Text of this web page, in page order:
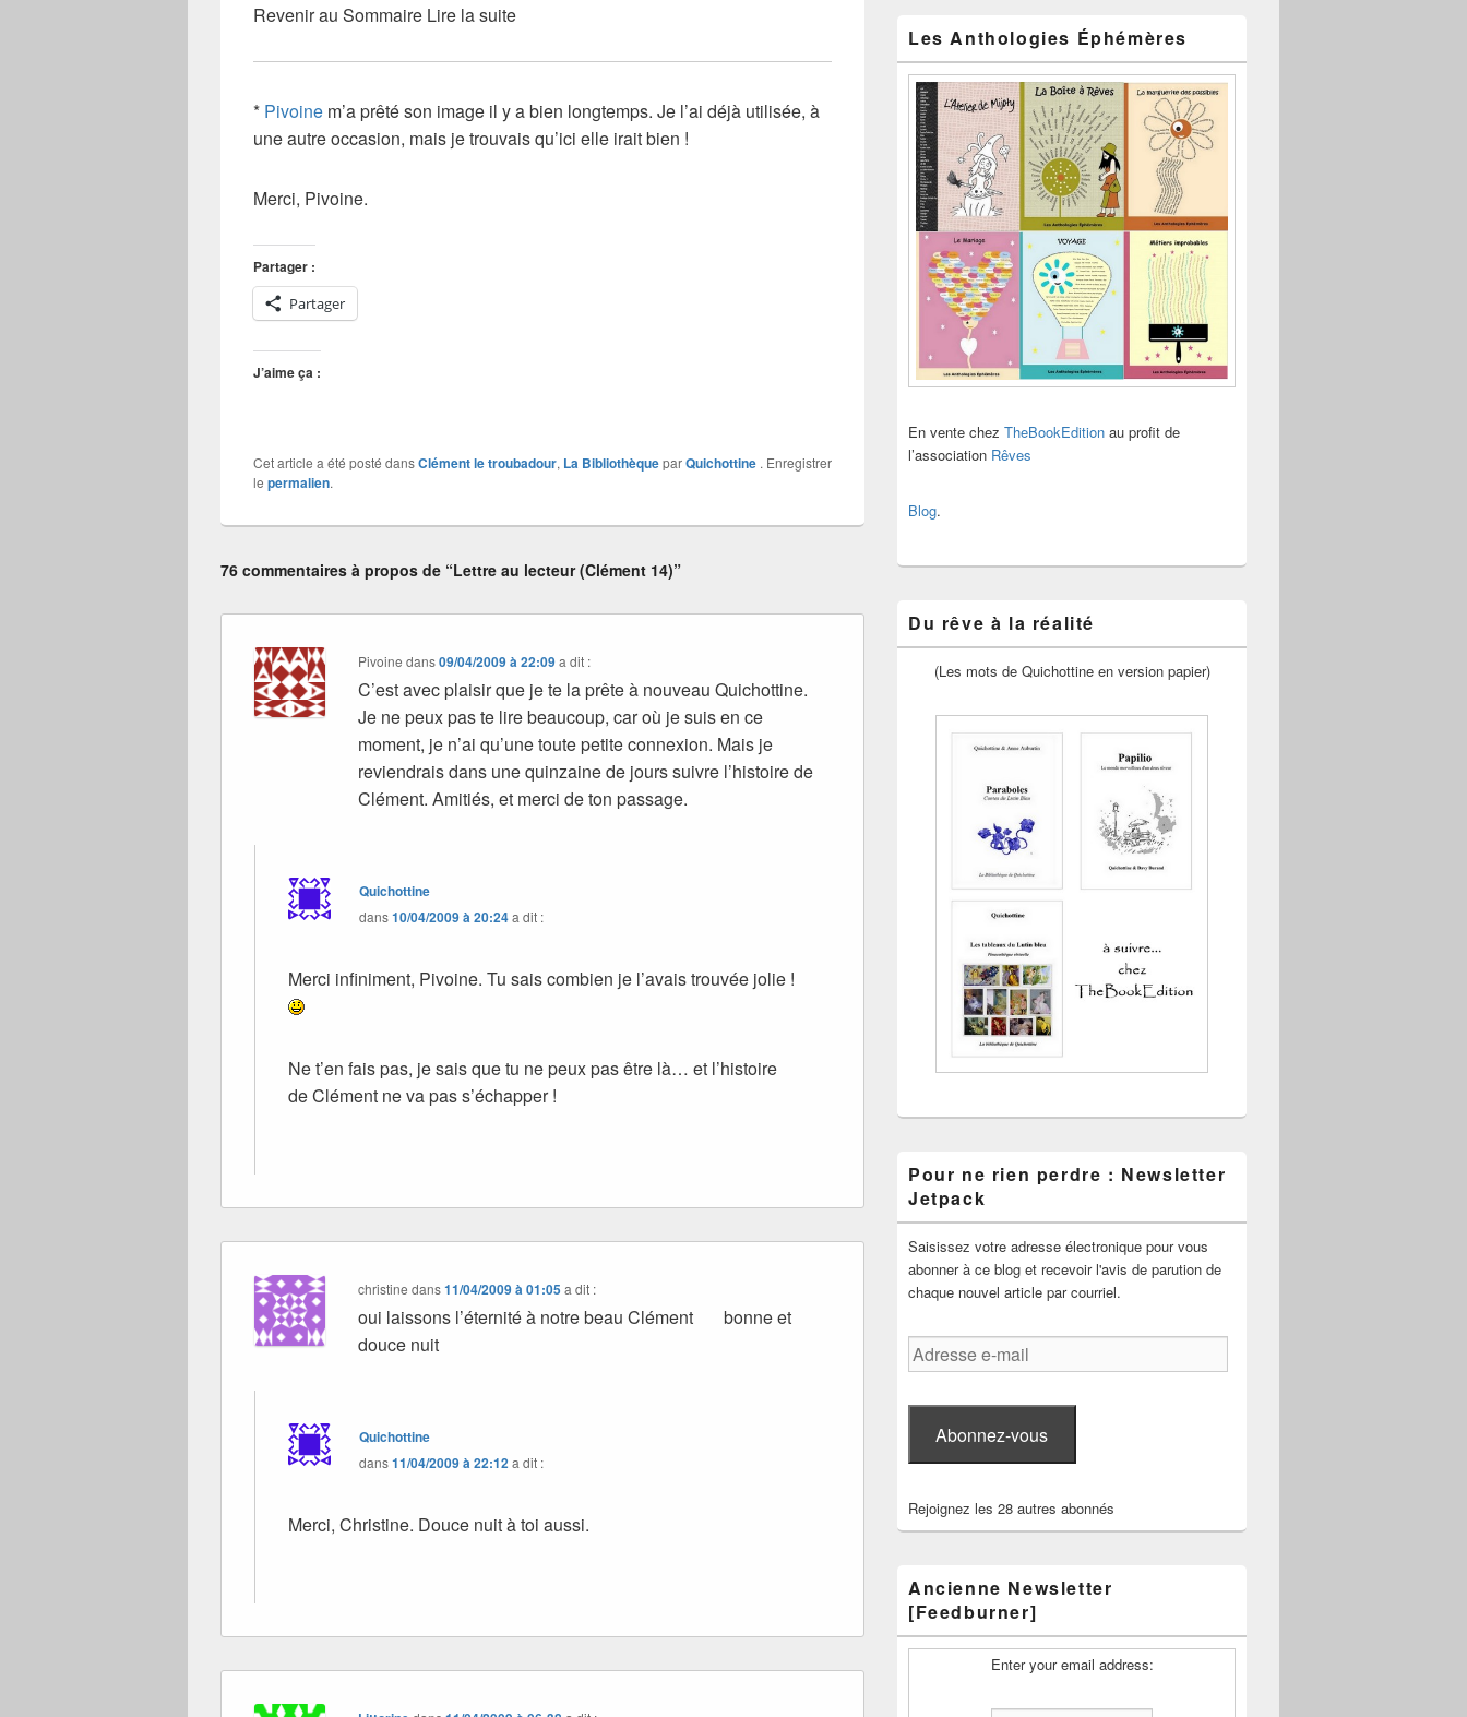
Revenir au Sommaire Lire la suite
* Pivoine m’a prêté son image il y a bien longtemps. Je l’ai déjà utilisée, à
une autre occasion, mais je trouvais qu’ici elle irait bien !
Merci, Pivoine.
Partager :
Partager
J’aime ça :
Cet article a été posté dansClément le troubadour, La BibliothèqueparQuichottine . Enregistrer
le permalien.
76 commentaires à propos de “Lettre au lecteur (Clément 14)”
Pivoine dans09/04/2009 à 22:09a dit :
C’est avec plaisir que je te la prête à nouveau Quichottine.
Je ne peux pas te lire beaucoup, car où je suis en ce
moment, je n’ai qu’une toute petite connexion. Mais je
reviendrais dans une quinzaine de jours suivre l’histoire de
Clément. Amitiés, et merci de ton passage.
Quichottine
dans10/04/2009 à 20:24a dit :
Merci infiniment, Pivoine. Tu sais combien je l’avais trouvée jolie !
Ne t’en fais pas, je sais que tu ne peux pas être là… et l’histoire
de Clément ne va pas s’échapper !
christine dans11/04/2009 à 01:05a dit :
oui laissons l’éternité à notre beau Clément bonne et
douce nuit
Quichottine
dans11/04/2009 à 22:12a dit :
Merci, Christine. Douce nuit à toi aussi.
Les Anthologies Éphémères
En vente chez TheBookEdition au profit de
l’association Rêves
Blog.
Du rêve à la réalité
(Les mots de Quichottine en version papier)
Pour ne rien perdre : Newsletter
Jetpack
Saisissez votre adresse électronique pour vous
abonner à ce blog et recevoir l'avis de parution de
chaque nouvel article par courriel.
Adresse
e-
Abonnez-vous
Rejoignez les 28 autres abonnés
Ancienne Newsletter
[Feedburner]
Enter your email address: